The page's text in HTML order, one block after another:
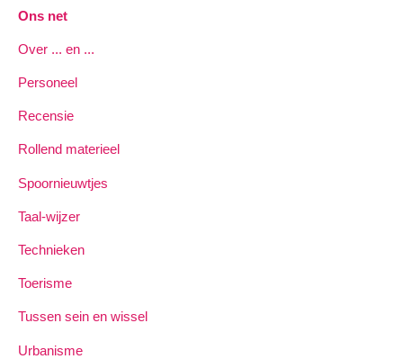
Ons net
Over ... en ...
Personeel
Recensie
Rollend materieel
Spoornieuwtjes
Taal-wijzer
Technieken
Toerisme
Tussen sein en wissel
Urbanisme